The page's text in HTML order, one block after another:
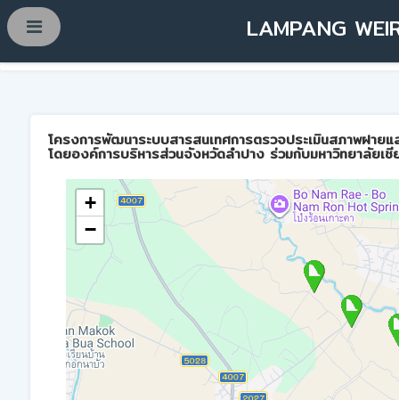
LAMPANG
โครงการพัฒนาระบบสารสนเทศการตรวจประเมินสภาพฝาย
โดยองค์การบริหารส่วนจังหวัดลำปาง ร่วมกับมหาวิทยาลัยเชี
+
−